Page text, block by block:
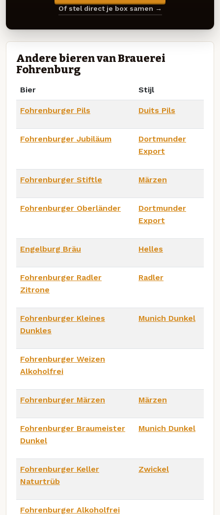
Of stel direct je box samen →
Andere bieren van Brauerei
Fohrenburg
Bier Stijl
Fohrenburger Pils Duits Pils
Fohrenburger Jubiläum
Dortmunder
Export
Fohrenburger Stiftle Märzen
Fohrenburger Oberländer
Dortmunder
Export
Engelburg Bräu Helles
Fohrenburger Radler
Zitrone
Radler
Fohrenburger Kleines
Dunkles
Munich Dunkel
Fohrenburger Weizen
Alkoholfrei
Fohrenburger Märzen Märzen
Fohrenburger Braumeister
Dunkel
Munich Dunkel
Fohrenburger Keller
Naturtrüb
Zwickel
Fohrenburger Alkoholfrei